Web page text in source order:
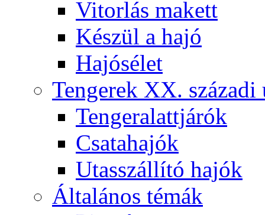
Vitorlás makett
Készül a hajó
Hajósélet
Tengerek XX. századi
Tengeralattjárók
Csatahajók
Utasszállító hajók
Általános témák